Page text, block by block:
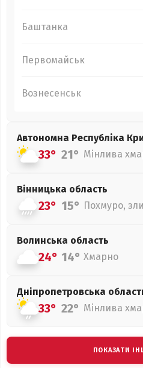
Баштанка
Первомайськ
Вознесенськ
Автономна Республіка
33° 21° Мінлива
Вінницька область
23° 15° Похмуро,
Волинська область
24° 14° Хмарно
Дніпропетровська
33° 22° Мінлива
ПОКАЗАТИ